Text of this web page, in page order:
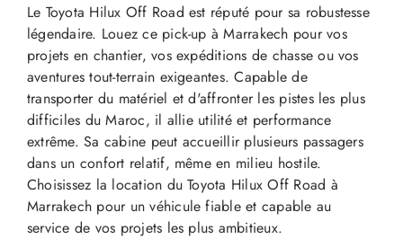
Le Toyota Hilux Off Road est réputé pour sa robustesse
légendaire. Louez ce pick-up à Marrakech pour vos
projets en chantier, vos expéditions de chasse ou vos
aventures tout-terrain exigeantes. Capable de
transporter du matériel et d'affronter les pistes les plus
difficiles du Maroc, il allie utilité et performance
extrême. Sa cabine peut accueillir plusieurs passagers
dans un confort relatif, même en milieu hostile.
Choisissez la location du Toyota Hilux Off Road à
Marrakech pour un véhicule fiable et capable au
service de vos projets les plus ambitieux.